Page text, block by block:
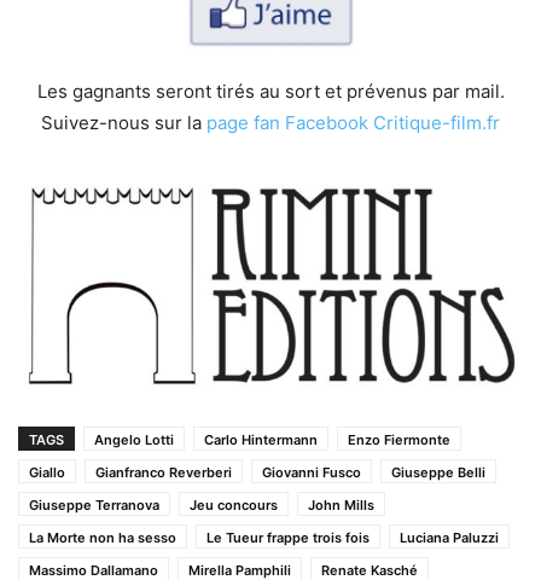
Les gagnants seront tirés au sort et prévenus par mail.
Suivez-nous sur la page fan Facebook Critique-film.fr
TAGS Angelo Lotti Carlo Hintermann
Enzo Fiermonte
Giallo
Gianfranco Reverberi Giovanni Fusco
Giuseppe Belli
Giuseppe Terranova
Jeu concours
John Mills
La Morte non ha sesso
Le Tueur frappe trois fois
Luciana Paluzzi
Massimo Dallamano
Mirella Pamphili
Renate Kasché